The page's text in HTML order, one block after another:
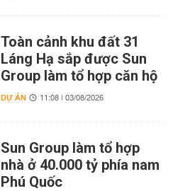
Toàn cảnh khu đất 31
Láng Hạ sắp được Sun
Group làm tổ hợp căn hộ
DỰ ÁN 11:08 | 03/08/2026
Sun Group làm tổ hợp
nhà ở 40.000 tỷ phía nam
Phú Quốc